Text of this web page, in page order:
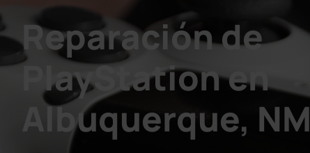
Reparación de
PlayStation en
Albuquerque, NM